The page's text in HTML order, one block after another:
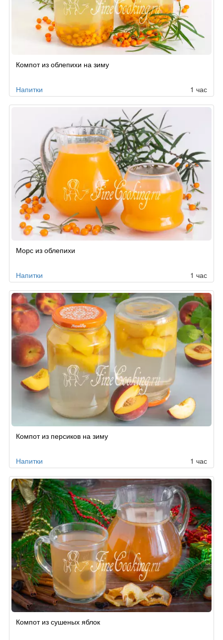
Компот из облепихи на зиму
Напитки 1 час
Морс из облепихи
Напитки 1 час
Компот из персиков на зиму
Напитки 1 час
Компот из сушеных яблок